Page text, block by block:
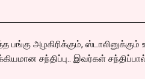
பங்கு அழகிரிக்கும்,
சந்திப்பு.. இவர்கள்